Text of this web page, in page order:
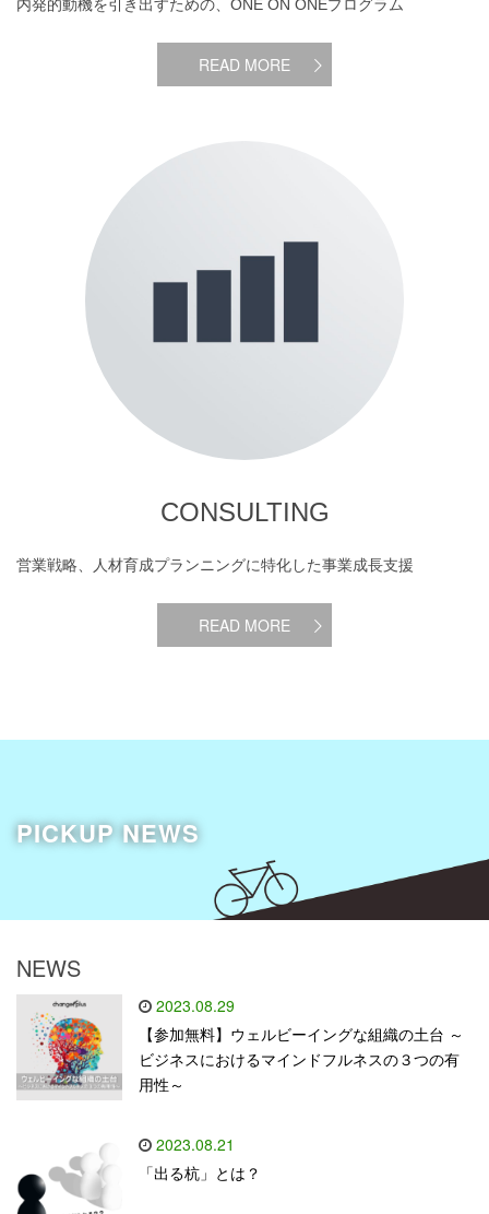
内発的動機を引き出すための、ONE ON ONEプログラム
READ MORE
CONSULTING
営業戦略、人材育成プランニングに特化した事業成長支援
READ MORE
PICKUP NEWS
NEWS
2023.08.29
【参加無料】ウェルビーイングな組織の土台 ～
ビジネスにおけるマインドフルネスの３つの有
用性～
2023.08.21
「出る杭」とは？